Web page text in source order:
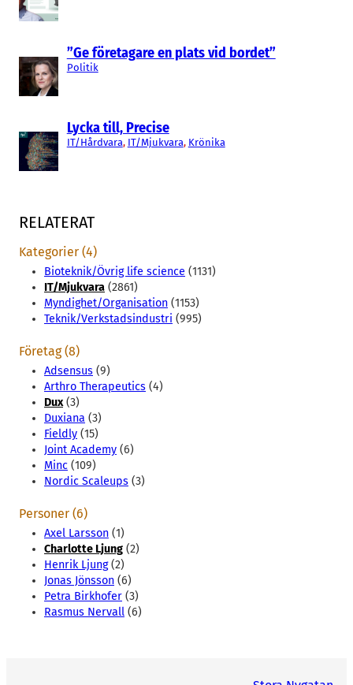
”Ge företagare en plats vid bordet”
Politik
Lycka till, Precise
IT/Hårdvara, IT/Mjukvara, Krönika
RELATERAT
Kategorier (4)
Bioteknik/Övrig life science (1131)
IT/Mjukvara (2861)
Myndighet/Organisation (1153)
Teknik/Verkstadsindustri (995)
Företag (8)
Adsensus (9)
Arthro Therapeutics (4)
Dux(3)
Duxiana (3)
Fieldly (15)
Joint Academy (6)
Minc (109)
Nordic Scaleups (3)
Personer (6)
Axel Larsson (1)
Charlotte Ljung (2)
Henrik Ljung(2)
Jonas Jönsson (6)
Petra Birkhofer (3)
Rasmus Nervall (6)